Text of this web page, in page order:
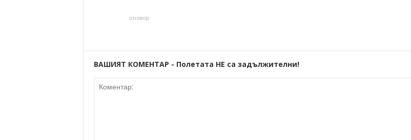
отговор
ВАШИЯТ КОМЕНТАР - Полетата НЕ са задължителни!